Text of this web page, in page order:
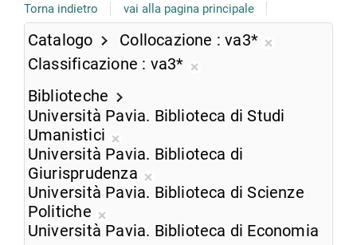
Torna indietro vai alla pagina principale
Catalogo Collocazione
va3*
corrente
Classificazione
va3*
ricerca
Biblioteche
Università Pavia. Biblioteca di Studi
Umanistici
Rimuovi
dalla
ricerca
Università Pavia. Biblioteca di
Giurisprudenza
Rimuovi
ricerca
Università Pavia. Biblioteca di Scienze
Politiche
Rimuovi
Università Pavia. Biblioteca di Economia